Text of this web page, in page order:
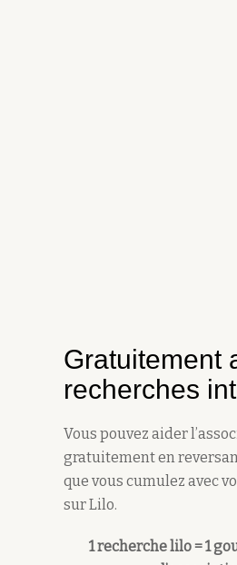
Gratuitement
recherches
Vous pouvez aider
gratuitement en
que vous cumulez avec
sur Lilo.
1 recherche lilo = 1